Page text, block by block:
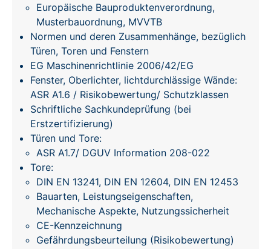
Europäische Bauproduktenverordnung,
Musterbauordnung, MVVTB
Normen und deren Zusammenhänge, bezüglich
Türen, Toren und Fenstern
EG Maschinenrichtlinie 2006/42/EG
Fenster, Oberlichter, lichtdurchlässige Wände:
ASR A1.6 / Risikobewertung/ Schutzklassen
Schriftliche Sachkundeprüfung (bei
Erstzertifizierung)
Türen und Tore:
ASR A1.7/ DGUV Information 208-022
Tore:
DIN EN 13241, DIN EN 12604, DIN EN 12453
Bauarten, Leistungseigenschaften,
Mechanische Aspekte, Nutzungssicherheit
CE-Kennzeichnung
Gefährdungsbeurteilung (Risikobewertung)